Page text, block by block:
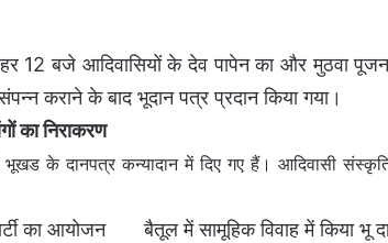
12 बजे आदिवासियों के देव पापेन का और मुठवा
कराने के बाद भूदान पत्र प्रदान किया गया।
का निराकरण
के दानपत्र कन्यादान में दिए गए हैं। आदिवासी
का आयोजन बैतूल में सामूहिक विवाह में किया भू